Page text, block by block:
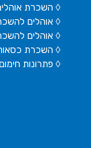
◊ השכרת
◊ אוהלים
◊ אוהלים
◊ השכרת
◊ פתרונות